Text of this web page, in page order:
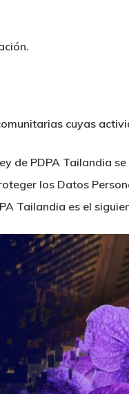
cuyas
de PDPA Tailandia
los Datos
Tailandia es el